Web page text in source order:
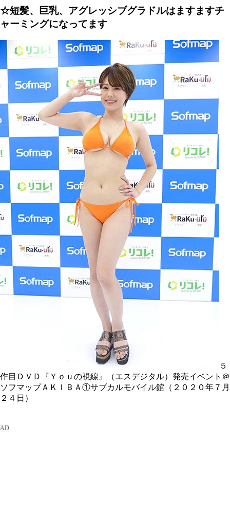
☆短髪、巨乳、アグレッシブグラドルはますますチ
ャーミングになってます
５
作目ＤＶＤ『Ｙｏｕの視線』（エスデジタル）発売イベント＠
ソフマップＡＫＩＢＡ①サブカルモバイル館（２０２０年７月
２４日）